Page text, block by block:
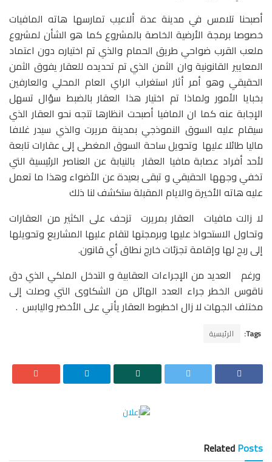
أصبحنا تلامس في مدينة عدة ألاعيب تمارسها هاته المافيات
خصوصا برمجة الأرضية الخاصة بالمشروع كما هو الشأن لمشروع
ملعب القرب ضواحي طريق الحمام والذي تم اختياره دون اعتماد
المعايير القانونية وان الثمن الذي تم تحديده للعقار يفوق الثمن
الحقيقي وهو أمر أثار استغراب الراي العام المحلي والعارفين
بخبايا الأمور ولماذا تم اختيار هذا العقار بالضبط سؤال تسهل
الإجابة عنه كما ان المافيا أصبحت انظارها تتجه نحو العقار الذي
سيقام عليه السوق النموذجي بمدينة مريرت والذي سيدر غلافا
ماليا طائلا عليها وتحويل ساحة السوق المغطى إلى عقارات تابعة
لأحد أفراد عصابة مافيا العقار بالنيابة عن العناصر الرئيسية التي
تخفي وجهها الحقيقي و تبقى بعيدة عن الأضواء وهذا ما تعمل
عليه هاته الأخيرة والايام المقبلة ستكشف لنا ذلك
لا زالت مافيات العقار بمريرت تزحف على الكثير من العقارات
وتحاول الاستحواذ عليها وبرمجتها لتقام عليها المشاريع وتحويلها
إلى ربح لها وإقامة تجزئات خارج نطاق أي قانون.
ورغم العديد من الإجراءات العقابية و التدخل الملكي الذي دق
ناقوس الخطر جراء العدد الهائل من الشكاوى التي وصلت إلى
مختلف الجهات لا زال اخطبوط العقار يأتي على الأخضر واليابس .
Tags: الرئيسية
RelatedPosts